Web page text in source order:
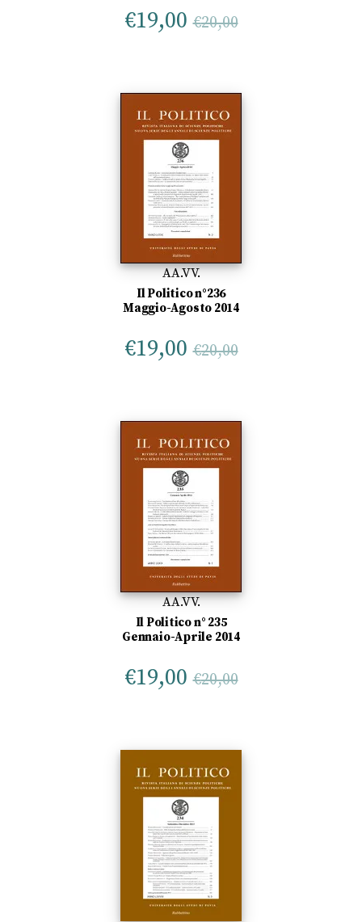
€19,00 €20,00
AA.VV.
Il Politico n°236
Maggio-Agosto 2014
€19,00 €20,00
AA.VV.
Il Politico n° 235
Gennaio-Aprile 2014
€19,00 €20,00